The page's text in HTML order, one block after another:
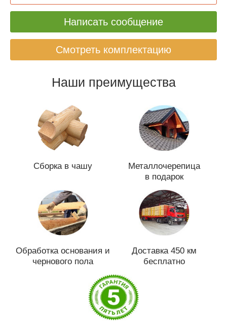
Написать сообщение
Смотреть комплектацию
Наши преимущества
Сборка в чашу
Металлочерепица
в подарок
Обработка основания и
чернового пола
Доставка 450 км
бесплатно